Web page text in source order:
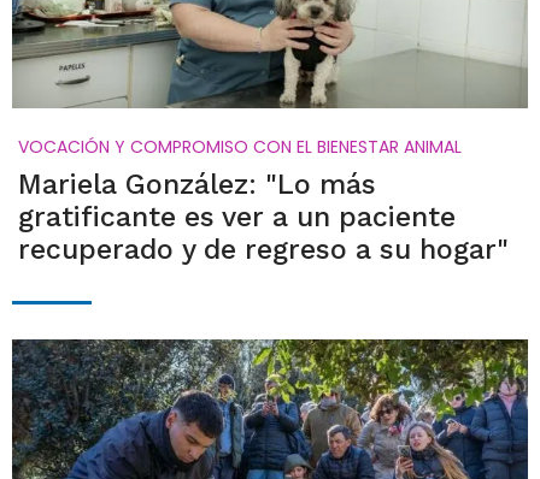
VOCACIÓN Y COMPROMISO CON EL BIENESTAR ANIMAL
Mariela González: "Lo más
gratificante es ver a un paciente
recuperado y de regreso a su hogar"